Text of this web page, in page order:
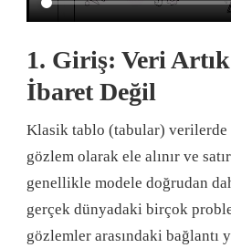
1. Giriş: Veri
İbaret Değil
Klasik tablo (tabular) verilerde
gözlem olarak ele alınır ve
genellikle modele doğrudan
gerçek dünyadaki birçok
gözlemler arasındaki bağlantı